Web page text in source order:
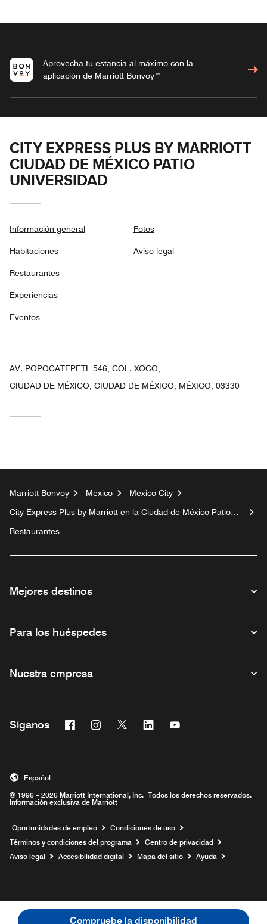
Compruebe la disponibilidad
Aprovecha tu estancia al máximo con la
aplicación de Marriott Bonvoy™
CITY EXPRESS PLUS BY MARRIOTT
CIUDAD DE MÉXICO PATIO
UNIVERSIDAD
Información general
Habitaciones
Restaurantes
Experiencias
Eventos
Fotos
Aviso legal
AV. POPOCATEPETL 546, COL. XOCO,
CIUDAD DE MÉXICO, CIUDAD DE MÉXICO, MÉXICO, 03330
Marriott Bonvoy Mexico
Mexico City
City Express Plus by Marriott en la Ciudad de México Patio
Restaurantes
Mejores destinos
Para los huéspedes
Nuestra empresa
Síganos Facebook
Abre una ventana nueva
Instagram
Abre una ventana nueva
Twitter
Abre una ventana nueva
Linkedin
Abre una ventana nueva
Abre una ventana
© 1996 – 2026 Marriott International, Inc. Todos los derechos reservados.
Información exclusiva de Marriott
Español
Oportunidades de empleo Abre una ventana nueva
Condiciones de uso
Términos y condiciones del programa
Centro de privacidad
Aviso legal
Accesibilidad digital Mapa del sitio Ayuda